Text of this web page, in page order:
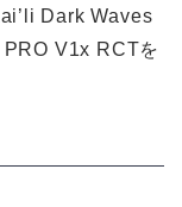
Dark Waves
V1x RCTを